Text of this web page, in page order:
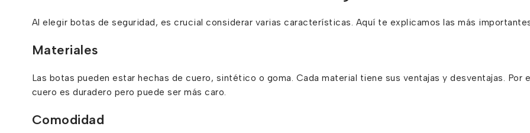
Al elegir botas de seguridad, es crucial considerar varias características. Aquí te explicamos las más
Materiales
Las botas pueden estar hechas de cuero, sintético o goma. Cada material tiene sus ventajas y desventajas. Por
cuero es duradero pero puede ser más caro.
Comodidad